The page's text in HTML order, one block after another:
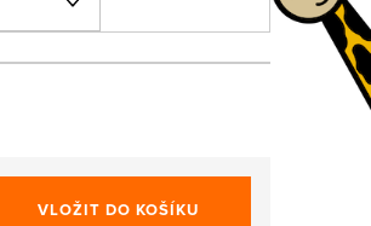
VLOŽIT DO KOŠÍKU